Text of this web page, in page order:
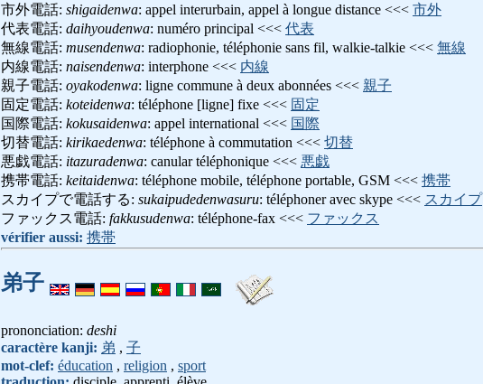
市外電話: shigaidenwa: appel interurbain, appel à longue distance <<< 市外
代表電話: daihyoudenwa: numéro principal <<< 代表
無線電話: musendenwa: radiophonie, téléphonie sans fil, walkie-talkie <<< 無線
内線電話: naisendenwa: interphone <<< 内線
親子電話: oyakodenwa: ligne commune à deux abonnées <<< 親子
固定電話: koteidenwa: téléphone [ligne] fixe <<< 固定
国際電話: kokusaidenwa: appel international <<< 国際
切替電話: kirikaedenwa: téléphone à commutation <<< 切替
悪戯電話: itazuradenwa: canular téléphonique <<< 悪戯
携帯電話: keitaidenwa: téléphone mobile, téléphone portable, GSM <<< 携帯
スカイプで電話する: sukaipudedenwasuru: téléphoner avec skype <<< スカイプ
ファックス電話: fakkusudenwa: téléphone-fax <<< ファックス
vérifier aussi: 携帯
弟子
prononciation: deshi
caractère kanji: 弟 , 子
mot-clef: éducation , religion , sport